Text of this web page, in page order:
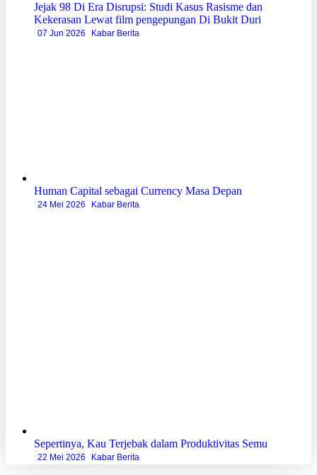
Jejak 98 Di Era Disrupsi: Studi Kasus Rasisme dan
Kekerasan Lewat film pengepungan Di Bukit Duri
07 Jun 2026 Kabar Berita
Human Capital sebagai Currency Masa Depan
24 Mei 2026 Kabar Berita
Sepertinya, Kau Terjebak dalam Produktivitas Semu
22 Mei 2026 Kabar Berita